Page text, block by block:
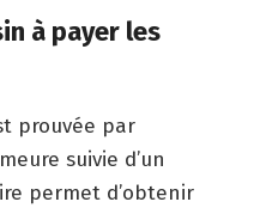
à payer les
prouvée par
suivie d’un
permet d’obtenir